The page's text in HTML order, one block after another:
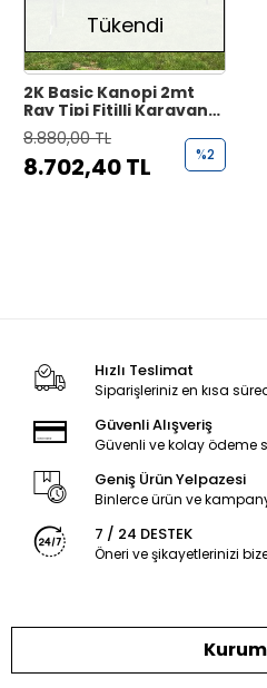
Tükendi
2K Basic Kanopi 2mt
Ray Tipi Fitilli Karavan
Tente
8.880,00 TL
8.702,40 TL %2
Hızlı Teslimat
Siparişleriniz en kısa
Güvenli Alışveriş
Güvenli ve kolay ödeme
Geniş Ürün Yelpazesi
Binlerce ürün ve
7 / 24 DESTEK
Öneri ve şikayetlerinizi